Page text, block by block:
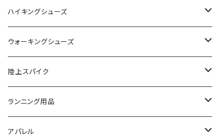
SAYSKY（セイスカイ）
NISHI（ニシ）
FOOTMAX（フットマックス）
SIDAS（シダス）
MIZUNO（ミズノ）
VIKING
asics
adidas
THE NORTH FACE
On
adidas
asics
YONEX
MIZUNO
ハイキングシューズ
On
VIKING
ウォーキングシューズ
YONEX
On
VIKING
陸上スパイク
asics
adidas
ランニング用品
インソール
アパレル